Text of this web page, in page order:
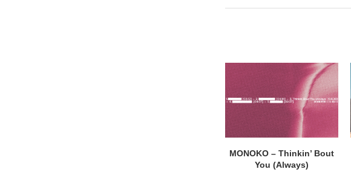
MONOKO – Thinkin’ Bout
You (Always)